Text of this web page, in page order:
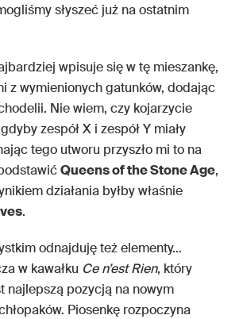
słyszeć już na ostatnim
wpisuje się w tę mieszankę,
z wymienionych gatunków, dodając
Nie wiem, czy kojarzycie
zespół X i zespół Y miały
tego utworu przyszło mi to na
Queens of the Stone Age,
działania byłby właśnie
.
odnajduję też elementy…
w kawałku Ce n’est Rien, który
najlepszą pozycją na nowym
Piosenkę rozpoczyna